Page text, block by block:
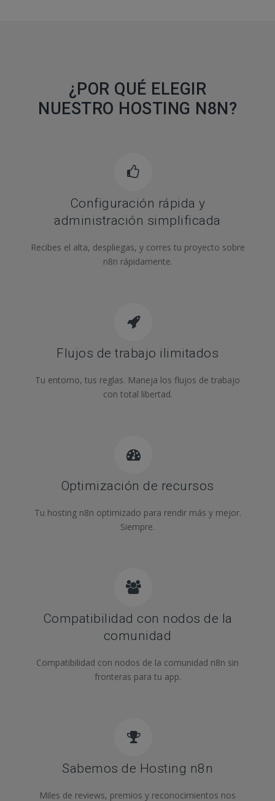
¿POR QUÉ ELEGIR
NUESTRO HOSTING N8N?
Configuración rápida y
administración simplificada
Recibes el alta, despliegas, y corres tu proyecto sobre
n8n rápidamente.
Flujos de trabajo ilimitados
Tu entorno, tus reglas. Maneja los flujos de trabajo
con total libertad.
Optimización de recursos
Tu hosting n8n optimizado para rendir más y mejor.
Siempre.
Compatibilidad con nodos de la
comunidad
Compatibilidad con nodos de la comunidad n8n sin
fronteras para tu app.
Sabemos de Hosting n8n
Miles de reviews, premios y reconocimientos nos